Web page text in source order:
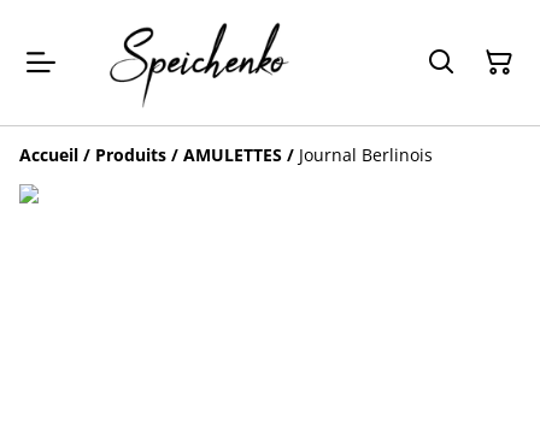
Accueil / Produits / AMULETTES / Journal Berlinois